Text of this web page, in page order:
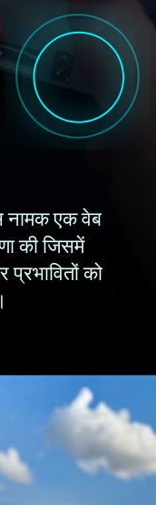
नामक एक वेब
की जिसमें
प्रभावितों को